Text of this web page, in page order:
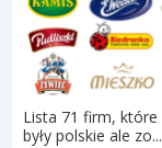
Lista 71 firm, które
były polskie ale zo...